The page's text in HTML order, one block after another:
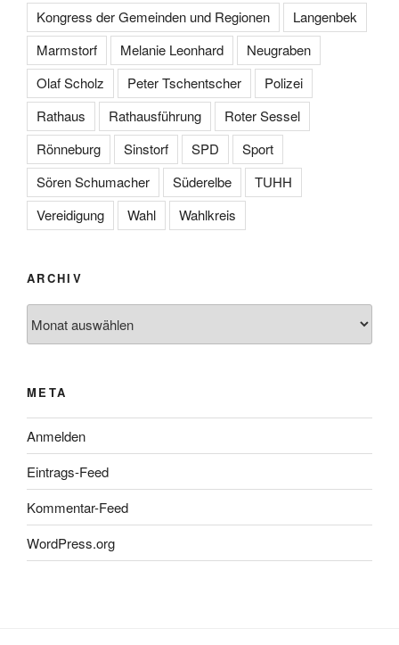
Kongress der Gemeinden und Regionen
Langenbek
Marmstorf
Melanie Leonhard
Neugraben
Olaf Scholz
Peter Tschentscher
Polizei
Rathaus
Rathausführung
Roter Sessel
Rönneburg
Sinstorf SPD
Sport
Sören Schumacher
Süderelbe
TUHH
Vereidigung
Wahl Wahlkreis
ARCHIV
META
Anmelden
Eintrags-Feed
Kommentar-Feed
WordPress.org